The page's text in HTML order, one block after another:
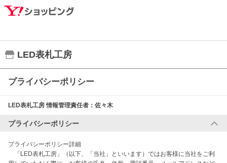
LED表札工房
プライバシーポリシー
LED表札工房情報管理責任者： 佐々木
プライバシーポリシー
プライバシーポリシー詳細
「LED表札工房」（以下、「当社」といいます）ではお客様に当社をご利